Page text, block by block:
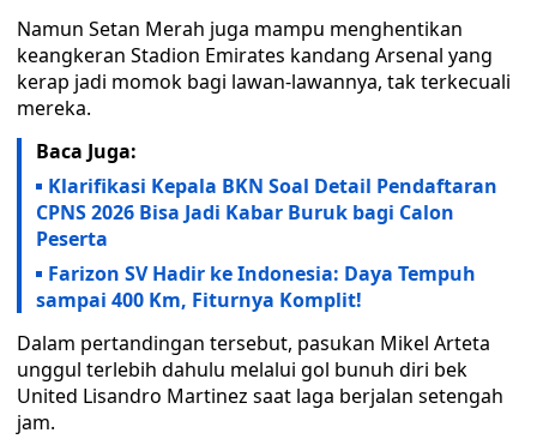
Namun Setan Merah juga mampu menghentikan
keangkeran Stadion Emirates kandang Arsenal yang
kerap jadi momok bagi lawan-lawannya, tak terkecuali
mereka.
Baca Juga:
Klarifikasi Kepala BKN Soal Detail Pendaftaran
CPNS 2026 Bisa Jadi Kabar Buruk bagi Calon
Peserta
Farizon SV Hadir ke Indonesia: Daya Tempuh
sampai 400 Km, Fiturnya Komplit!
Dalam pertandingan tersebut, pasukan Mikel Arteta
unggul terlebih dahulu melalui gol bunuh diri bek
United Lisandro Martinez saat laga berjalan setengah
jam.